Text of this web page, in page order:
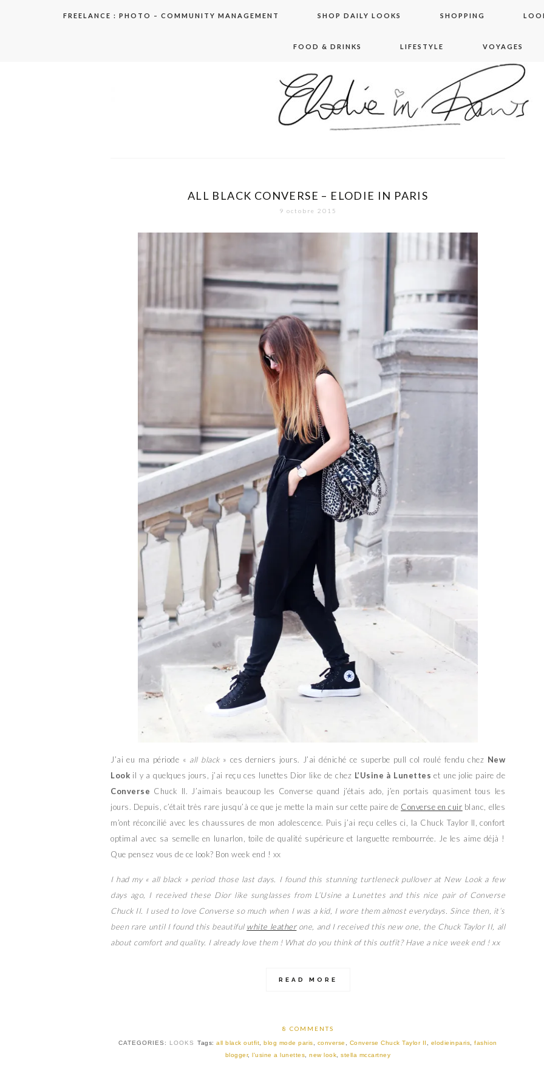
FREELANCE : PHOTO – COMMUNITY MANAGEMENT SHOP DAILY LOOKS SHOPPING
FOOD & DRINKS LIFESTYLE VOYAGES
elodie in paris
ALL BLACK CONVERSE – ELODIE IN PARIS
9 octobre 2015
J’ai eu ma période « all black» ces derniers jours. J’ai déniché ce superbe pull col roulé fendu chez New
Look il y a quelques jours, j’ai reçu ces lunettes Dior like de chez L’Usine à Lunettes et une jolie paire de
Converse Chuck II. J’aimais beaucoup les Converse quand j’étais ado, j’en portais quasiment tous les
jours. Depuis, c’était très rare jusqu’à ce que je mette la main sur cette paire de Converse en cuir blanc, elles
m’ont réconcilié avec les chaussures de mon adolescence. Puis j’ai reçu celles ci, la Chuck Taylor II, confort
optimal avec sa semelle en lunarlon, toile de qualité supérieure et languette rembourrée. Je les aime déjà !
Que pensez vous de ce look? Bon week end ! xx
I had my « all black » period those last days. I found this stunning turtleneck pullover at New Look a few
days ago, I received these Dior like sunglasses from L’Usine a Lunettes and this nice pair of Converse
Chuck II. I used to love Converse so much when I was a kid, I wore them almost everydays. Since then, it’s
been rare until I found this beautiful white leatherone, and I received this new one, the Chuck Taylor II, all
about comfort and quality. I already love them ! What do you think of this outfit? Have a nice week end ! xx
READ MORE
8 COMMENTS
CATEGORIES: LOOKS Tags:all black outfit ,blog mode paris converse Converse Chuck Taylor II elodieinparis ,fashion
blogger,l'usine a lunettes ,new look ,stella mccartney